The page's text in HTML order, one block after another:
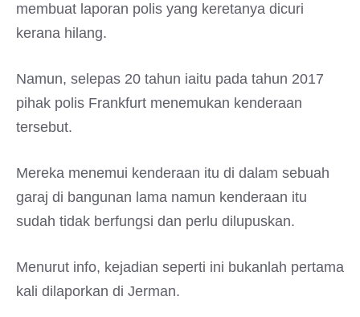
membuat laporan polis yang keretanya dicuri
kerana hilang.
Namun, selepas 20 tahun iaitu pada tahun 2017
pihak polis Frankfurt menemukan kenderaan
tersebut.
Mereka menemui kenderaan itu di dalam sebuah
garaj di bangunan lama namun kenderaan itu
sudah tidak berfungsi dan perlu dilupuskan.
Menurut info, kejadian seperti ini bukanlah pertama
kali dilaporkan di Jerman.